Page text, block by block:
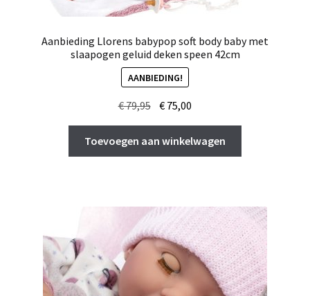
Aanbieding Llorens babypop soft body baby met
slaapogen geluid deken speen 42cm
AANBIEDING!
€79,95 Oorspronkelijke
prijs
was:
€ 79,95.
€ 75,00
prijs
is:
€ 75,00.
Toevoegen aan winkelwagen